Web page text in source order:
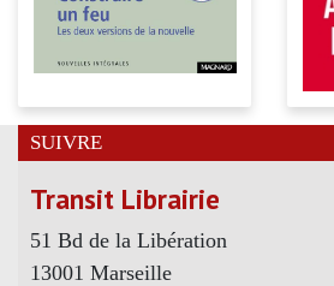
SUIVRE
Transit Librairie
51 Bd de la Libération
13001 Marseille